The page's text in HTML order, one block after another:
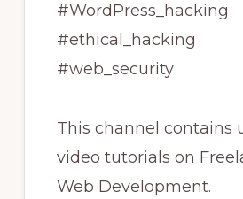
#WordPress_hacking
#ethical_hacking
#web_security
This channel contains
video tutorials on
Web Development.